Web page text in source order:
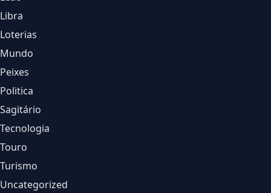
Libra
Loterias
Mundo
Peixes
Politica
Sagitário
Tecnologia
Touro
Turismo
Uncategorized